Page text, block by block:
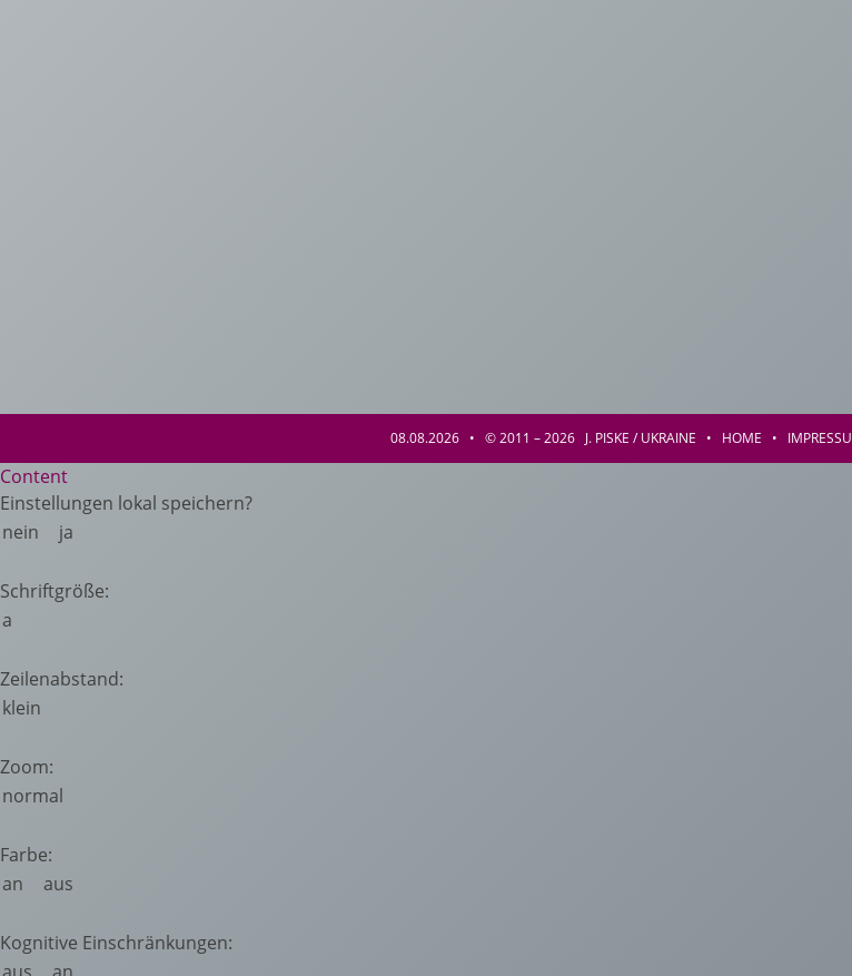
08.08.2026 • © 2011 – 2026 J. PISKE / UKRAINE • HOME •
Content
Einstellungen lokal speichern?
nein
ja
Schriftgröße:
a
Zeilenabstand:
klein
Zoom:
normal
Farbe:
an
aus
Kognitive Einschränkungen: